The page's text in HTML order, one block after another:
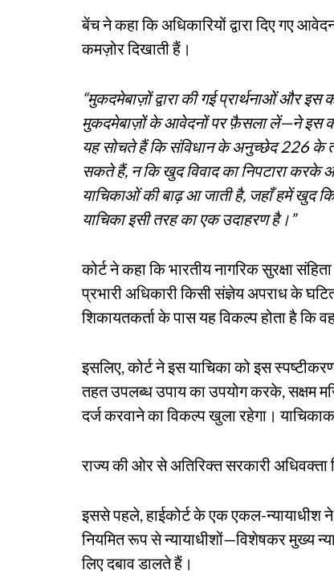
बेंच ने कहा कि अधिकारियों द्वारा दिए गए
कमज़ोर दिखाती हैं।
“मुकदमेबाज़ों द्वारा की गई प्रार्थनाओं और इस
मुकदमेबाज़ों के आवेदनों पर फ़ैसला लें—ने इस
यह सोचते हैं कि संविधान के अनुच्छेद 226 के
सकते हैं, न कि खुद विवाद का निपटारा
याचिकाओं की बाढ़ आ जाती है, जहाँ हमें खुद
याचिका इसी तरह का एक उदाहरण है।”
कोर्ट ने कहा कि भारतीय नागरिक सुरक्षा
प्रभारी अधिकारी किसी संज्ञेय अपराध के
शिकायतकर्ता के पास यह विकल्प होता है कि
इसलिए, कोर्ट ने इस याचिका को इस
तहत उपलब्ध उपाय का उपयोग करके, सक्षम
दर्ज करवाने का विकल्प खुला रहेगा।
राज्य की ओर से अतिरिक्त सरकारी
इससे पहले, हाईकोर्ट के एक एकल-न्यायाधीश
नियमित रूप से न्यायाधीशों—विशेषकर मुख्य
लिए दबाव डालते हैं।